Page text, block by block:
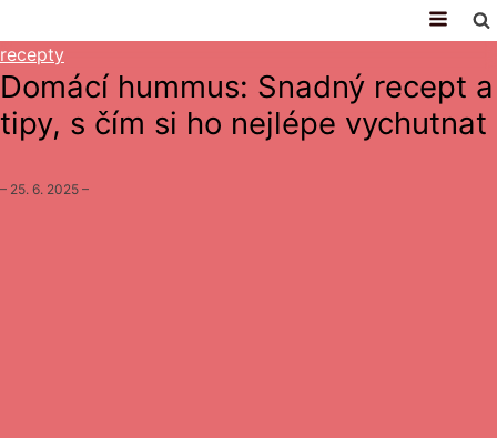
recepty
Domácí hummus: Snadný recept a
tipy, s čím si ho nejlépe vychutnat
– 25. 6. 2025 –